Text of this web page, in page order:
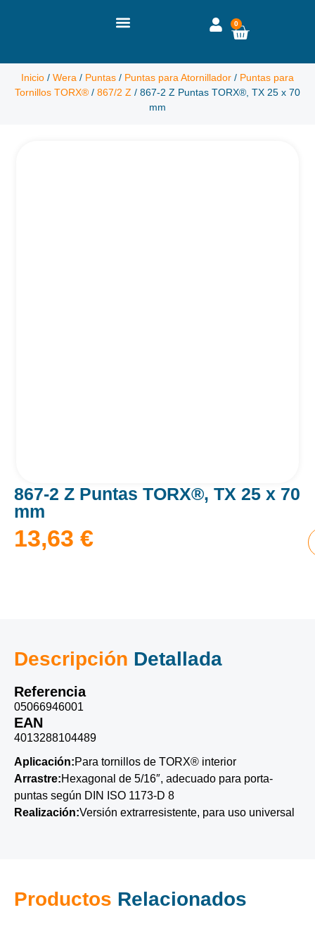
0
Inicio / Wera / Puntas / Puntas para Atornillador / Puntas para
Tornillos TORX® / 867/2 Z / 867-2 Z Puntas TORX®, TX 25 x 70
mm
867-2 Z Puntas TORX®, TX 25 x 70
mm
13,63 €
Descripción Detallada
Referencia
05066946001
EAN
4013288104489
Aplicación:Para tornillos de TORX® interior
Arrastre:Hexagonal de 5/16″, adecuado para porta-
puntas según DIN ISO 1173-D 8
Realización:Versión extrarresistente, para uso universal
Productos Relacionados